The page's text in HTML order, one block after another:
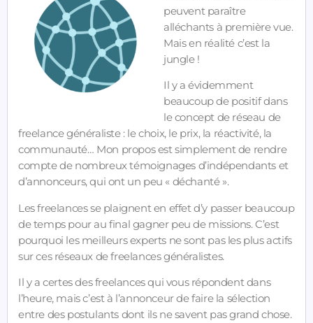
peuvent paraître
alléchants à première vue.
Mais en réalité c’est la
jungle !
Il y a évidemment
beaucoup de positif dans
le concept de réseau de
freelance généraliste : le choix, le prix, la réactivité, la
communauté… Mon propos est simplement de rendre
compte de nombreux témoignages d’indépendants et
d’annonceurs, qui ont un peu « déchanté ».
Les freelances se plaignent en effet d’y passer beaucoup
de temps pour au final gagner peu de missions. C’est
pourquoi les meilleurs experts ne sont pas les plus actifs
sur ces réseaux de freelances généralistes.
Il y a certes des freelances qui vous répondent dans
l’heure, mais c’est à l’annonceur de faire la sélection
entre des postulants dont ils ne savent pas grand chose.